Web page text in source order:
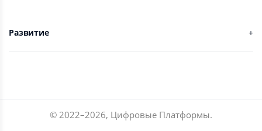
Развитие
© 2022–2026, Цифровые Платформы.